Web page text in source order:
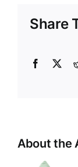
Share
Facebook
X
About the